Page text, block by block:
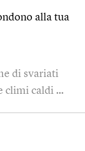
alla tua
di svariati
climi caldi …